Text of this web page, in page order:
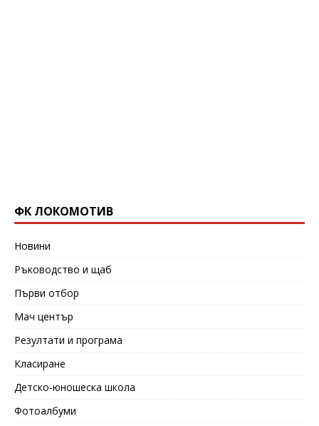
ФК ЛОКОМОТИВ
Новини
Ръководство и щаб
Първи отбор
Мач център
Резултати и програма
Класиране
Детско-юношеска школа
Фотоалбуми